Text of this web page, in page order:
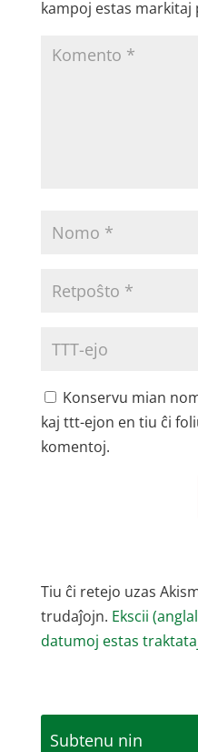
kampoj estas markitaj
Konservu mian
kaj ttt-ejon en tiu ĉi
komentoj.
Tiu ĉi retejo uzas
trudaĵojn. Ekscii
datumoj estas
Subtenu nin